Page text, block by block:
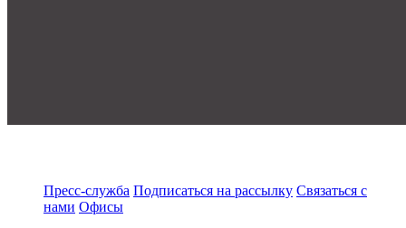
Пресс-служба Подписаться на рассылку Связаться с
нами Офисы